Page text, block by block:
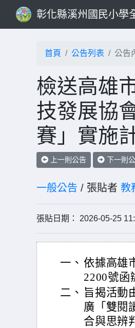
彰化縣溪州國民小學
首頁 公告列表 公告
檢送高雄
技發展協
賽」實施
上一則公告 下一則
一般公告 / 張貼者 教
張貼日期： 2026-05-25
一、 依據高雄
2200號函
二、 旨揭活動
廣「雙閱
合與思辨